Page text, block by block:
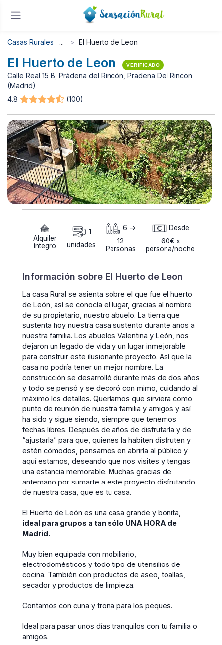
Casas Rurales El Huerto de Leon
El Huerto de Leon VERIFICADO
Calle Real 15 B, Prádena del Rincón, Pradena Del Rincon
(Madrid)
4.8
(100)
Alquiler
íntegro
1
unidades
6 ->
12
Personas
Desde
60€ x
persona/noche
Información sobre El Huerto de Leon
La casa Rural se asienta sobre el que fue el huerto
de León, así se conocía el lugar, gracias al nombre
de su propietario, nuestro abuelo. La tierra que
sustenta hoy nuestra casa sustentó durante años a
nuestra familia. Los abuelos Valentina y León, nos
dejaron un legado de vida y un lugar inmejorable
para construir este ilusionante proyecto. Así que la
casa no podría tener un mejor nombre. La
construcción se desarrolló durante más de dos años
y todo se pensó y se decoró con mimo, cuidando al
máximo los detalles. Queríamos que sirviera como
punto de reunión de nuestra familia y amigos y así
ha sido y sigue siendo, siempre que tenemos
fechas libres. Después de años de disfrutarla y de
“ajustarla” para que, quienes la habiten disfruten y
estén cómodos, pensamos en abrirla al público y
aquí estamos, deseando que nos visites y tengas
una estancia memorable. Muchas gracias de
antemano por sumarte a este proyecto disfrutando
de nuestra casa, que es tu casa.
El Huerto de León es una casa grande y bonita,
ideal para grupos a tan sólo UNA HORA de
Madrid.
Muy bien equipada con mobiliario,
electrodomésticos y todo tipo de utensilios de
cocina. También con productos de aseo, toallas,
secador y productos de limpieza.
Contamos con cuna y trona para los peques.
Ideal para pasar unos días tranquilos con tu familia o
amigos.